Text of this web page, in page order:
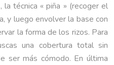
técnica « piña » (recoger el
y luego envolver la base con
la forma de los rizos. Para
una cobertura total sin
ser más cómodo. En última